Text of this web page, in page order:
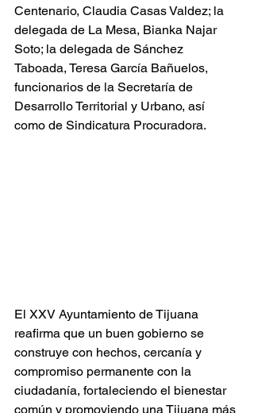
Centenario, Claudia Casas Valdez; la
delegada de La Mesa, Bianka Najar
Soto; la delegada de Sánchez
Taboada, Teresa García Bañuelos,
funcionarios de la Secretaría de
Desarrollo Territorial y Urbano, así
como de Sindicatura Procuradora.
El XXV Ayuntamiento de Tijuana
reafirma que un buen gobierno se
construye con hechos, cercanía y
compromiso permanente con la
ciudadanía, fortaleciendo el bienestar
común y promoviendo una Tijuana más